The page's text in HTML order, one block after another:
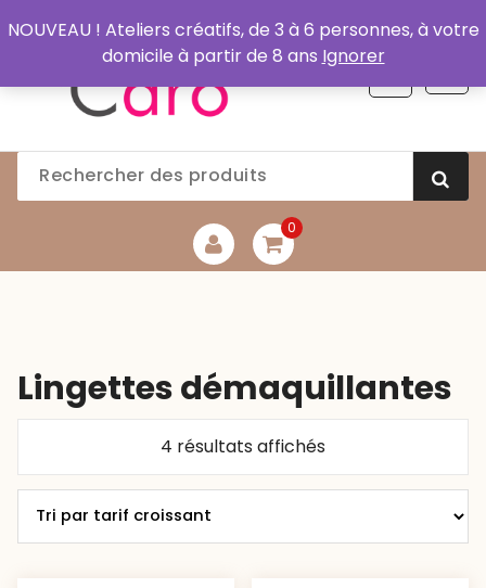
au
0
Lingettes démaquillantes
4 résultats affichés
prix
NOUVEAU ! Ateliers créatifs, de 3 à 6 personnes, à votre
domicile à partir de 8 ans Ignorer